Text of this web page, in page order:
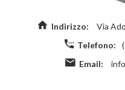
Indirizzo:
Via
Telefono:
Email: